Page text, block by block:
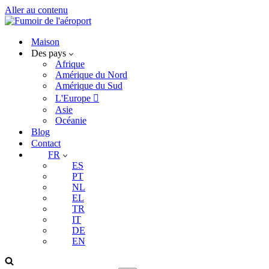
Aller au contenu
Maison
Des pays
Afrique
Amérique du Nord
Amérique du Sud
L'Europe 
Asie
Océanie
Blog
Contact
FR
ES
PT
NL
EL
TR
IT
DE
EN